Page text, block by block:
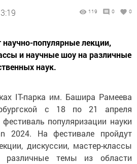
119 0 0
научно-популярные лекции,
и научные шоу на различные
наук.
IT-парка им. Башира Рамеева
c 18 по 21 апреля
популяризации науки
2024. На фестивале пройдут
дискуссии, мастер-классы
темы из области